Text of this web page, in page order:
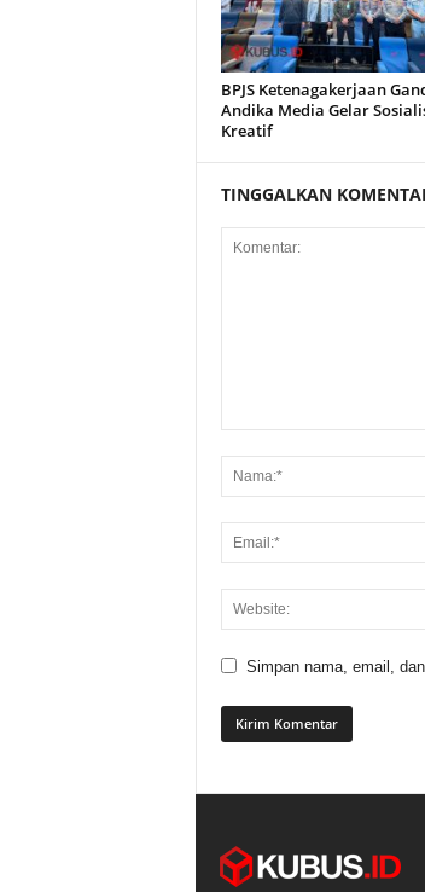
BPJS Ketenagakerjaan
Andika Media Gelar
Kreatif
TINGGALKAN
Simpan nama, email,